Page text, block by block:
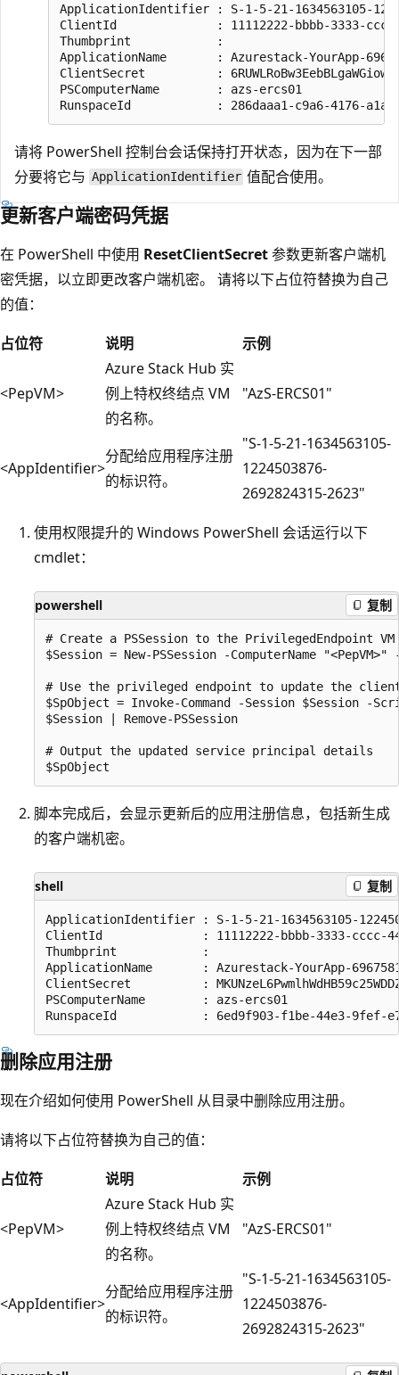
ApplicationIdentifier : S-1-5-21-1634563105-
ClientId              : 11112222-bbbb-3333-cccc-
Thumbprint            :
ApplicationName       : Azurestack-YourApp-
ClientSecret          :
PSComputerName        : azs-ercs01
请将 PowerShell 控制台会话保持打开状态，因为在下一部
分要将它与 ApplicationIdentifier 值配合使用。
更新客户端密码凭据
在 PowerShell 中使用 ResetClientSecret参数更新客户端机
密凭据，以立即更改客户端机密。 请将以下占位符替换为自己
的值：
占位符
说明 示例
<PepVM>
Azure Stack Hub 实
例上特权终结点 VM
的名称。
"AzS-ERCS01"
<AppIdentifier>
分配给应用程序注册
的标识符。
"S-1-5-21-1634563105-
1224503876-
2692824315-2623"
使用权限提升的 Windows PowerShell 会话运行以下
cmdlet：
powershell 复制
# Create a PSSession to the PrivilegedEndpoint VM
$Session = New-PSSession -ComputerName
# Use the privileged endpoint to update the
$SpObject = Invoke-Command -Session
$Session | Remove-PSSession
# Output the updated service principal details
脚本完成后，会显示更新后的应用注册信息，包括新生成
的客户端机密。
shell 复制
ApplicationIdentifier : S-1-5-21-1634563105-
ClientId              : 11112222-bbbb-3333-cccc-
Thumbprint            :
ApplicationName       : Azurestack-YourApp-
ClientSecret          :
PSComputerName        : azs-ercs01
删除应用注册
现在介绍如何使用 PowerShell 从目录中删除应用注册。
请将以下占位符替换为自己的值：
占位符
说明 示例
<PepVM>
Azure Stack Hub 实
例上特权终结点 VM
的名称。
"AzS-ERCS01"
<AppIdentifier>
分配给应用程序注册
的标识符。
"S-1-5-21-1634563105-
1224503876-
2692824315-2623"